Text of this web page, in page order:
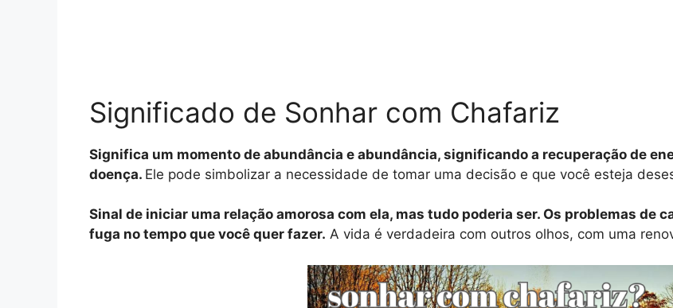
Significado de Sonhar com Chafariz
Significa um momento de abundância e abundância, significando a recuperação de
doença. Ele pode simbolizar a necessidade de tomar uma decisão e que você esteja
Sinal de iniciar uma relação amorosa com ela, mas tudo poderia ser. Os problemas de
fuga no tempo que você quer fazer. A vida é verdadeira com outros olhos, com uma